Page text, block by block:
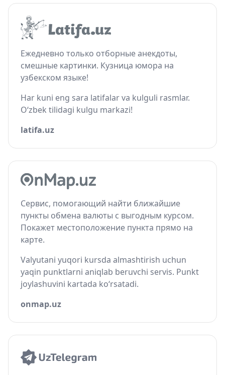
Ежедневно только отборные анекдоты,
смешные картинки. Кузница юмора на
узбекском языке!
Har kuni eng sara latifalar va kulguli rasmlar.
O‘zbek tilidagi kulgu markazi!
latifa.uz
Сервис, помогающий найти ближайшие
пункты обмена валюты с выгодным курсом.
Покажет местоположение пункта прямо на
карте.
Valyutani yuqori kursda almashtirish uchun
yaqin punktlarni aniqlab beruvchi servis. Punkt
joylashuvini kartada ko‘rsatadi.
onmap.uz